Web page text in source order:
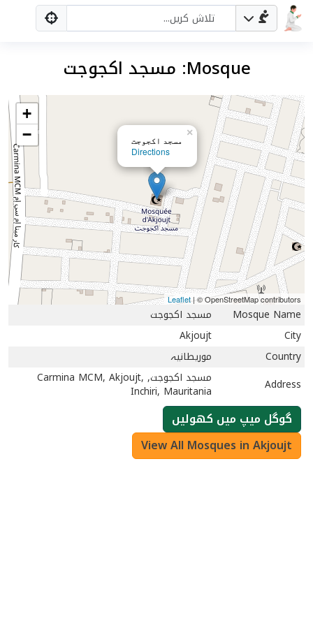
Mosque: مسجد اكجوجت
مسجد اكجوجت
Directions
×
+
−
Leaflet| © OpenStreetMap contributors
Mosque Name
مسجد اكجوجت
City
Akjoujt
Country
موریطانیہ
Address
مسجد اكجوجت, Carmina MCM, Akjoujt,
Inchiri, Mauritania
گوگل میپ میں کھولیں
View All Mosques in Akjoujt